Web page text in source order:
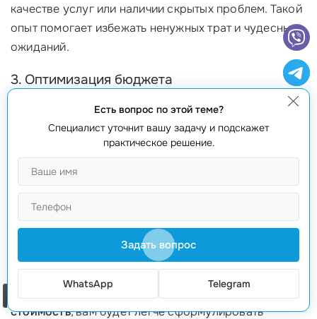
качестве услуг или наличии скрытых проблем. Такой
опыт помогает избежать ненужных трат и чудесных
ожиданий.
3. Оптимизация бюджета
Зная, что именно влияет на цену, вы можете
самостоятельно оптимизировать бюджет. Например,
если у вас достаточно низкий бюджет, вы можете
отказаться от некоторых дорогих функций или
выбрать более простое решение. Это позволит вам
получить более целесообразный результат и
сэкономить деньги.
4. Правильная постановка задач
Когда вы понимаете
разработку приложения
стоимость, вам будет легче сформулировать
Есть вопрос по этой теме?
Специалист уточнит вашу задачу и подскажет
практическое решение.
Задать вопрос
WhatsApp Telegram
Заказать звонок